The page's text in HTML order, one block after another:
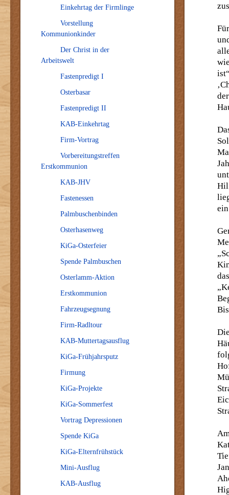
Einkehrtag der Firmlinge
Vorstellung
Kommunionkinder
Der Christ in der
Arbeitswelt
Fastenpredigt I
Osterbasar
Fastenpredigt II
KAB-Einkehrtag
Firm-Vortrag
Vorbereitungstreffen
Erstkommunion
KAB-JHV
Fastenessen
Palmbuschenbinden
Osterhasenweg
KiGa-Osterfeier
Spende Palmbuschen
Osterlamm-Aktion
Erstkommunion
Fahrzeugsegnung
Firm-Radltour
KAB-Muttertagsausflug
KiGa-Frühjahrsputz
Firmung
KiGa-Projekte
KiGa-Sommerfest
Vortrag Depressionen
Spende KiGa
KiGa-Elternfrühstück
Mini-Ausflug
KAB-Ausflug